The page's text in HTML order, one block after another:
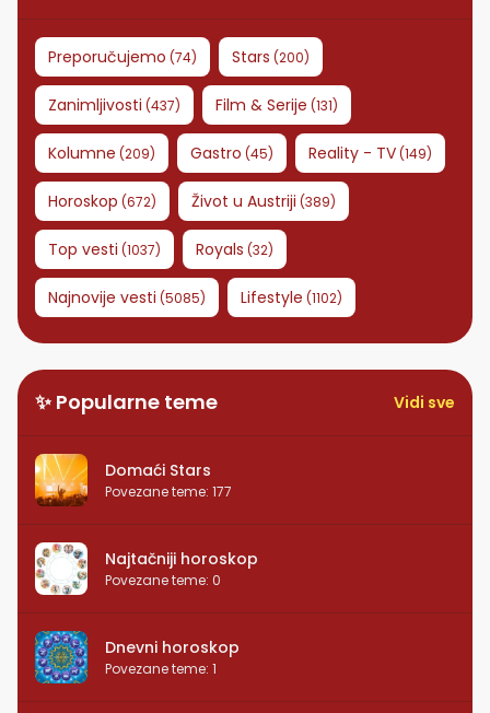
Preporučujemo (74) Stars (200)
Zanimljivosti (437) Film & Serije (131)
Kolumne (209) Gastro (45) Reality - TV(149)
Horoskop (672) Život u Austriji (389)
Top vesti (1037) Royals (32)
Najnovije vesti (5085) Lifestyle (1102)
✨ Popularne teme Vidi sve
Domaći Stars
Povezane teme: 177
Najtačniji horoskop
Povezane teme: 0
Dnevni horoskop
Povezane teme: 1